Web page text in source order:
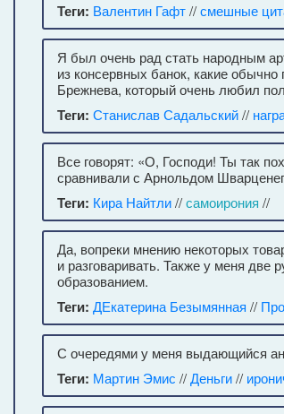
Теги: Валентин Гафт//смешные
Я был очень рад стать народным
из консервных банок, какие
Брежнева, который очень любил
Теги: Станислав Садальский//
Все говорят: «О, Господи! Ты так
сравнивали с Арнольдом
Теги: Кира Найтли//самоирония //
Да, вопреки мнению некоторых
и разговаривать. Также у меня две
образованием.
Теги: ДЕкатерина Безымянная //
С очередями у меня выдающийся
Теги: Мартин Эмис //Деньги//